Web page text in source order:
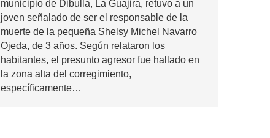
municipio de Dibulla, La Guajira, retuvo a un
joven señalado de ser el responsable de la
muerte de la pequeña Shelsy Michel Navarro
Ojeda, de 3 años. Según relataron los
habitantes, el presunto agresor fue hallado en
la zona alta del corregimiento,
específicamente…